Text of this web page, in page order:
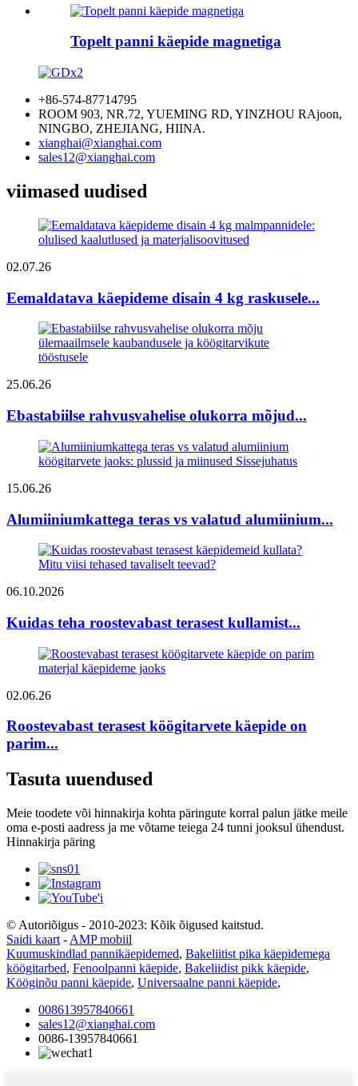
Topelt panni käepide magnetiga
+86-574-87714795
ROOM 903, NR.72, YUEMING RD, YINZHOU RAjoon,
NINGBO, ZHEJIANG, HIINA.
xianghai@xianghai.com
sales12@xianghai.com
viimased uudised
02.07.26
Eemaldatava käepideme disain 4 kg raskusele...
25.06.26
Ebastabiilse rahvusvahelise olukorra mõjud...
15.06.26
Alumiiniumkattega teras vs valatud alumiinium...
06.10.2026
Kuidas teha roostevabast terasest kullamist...
02.06.26
Roostevabast terasest köögitarvete käepide on
parim...
Tasuta uuendused
Meie toodete või hinnakirja kohta päringute korral palun jätke meile
oma e-posti aadress ja me võtame teiega 24 tunni jooksul ühendust.
Hinnakirja päring
© Autoriõigus - 2010-2023: Kõik õigused kaitstud.
Saidi kaart - AMP mobiil
Kuumuskindlad pannikäepidemed, Bakeliitist pika käepidemega
köögitarbed, Fenoolpanni käepide, Bakeliidist pikk käepide,
Kööginõu panni käepide, Universaalne panni käepide,
008613957840661
sales12@xianghai.com
0086-13957840661